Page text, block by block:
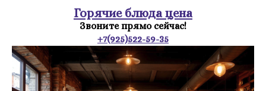
Горячие блюда цена
Звоните прямо сейчас!
+7(925)522-59-35